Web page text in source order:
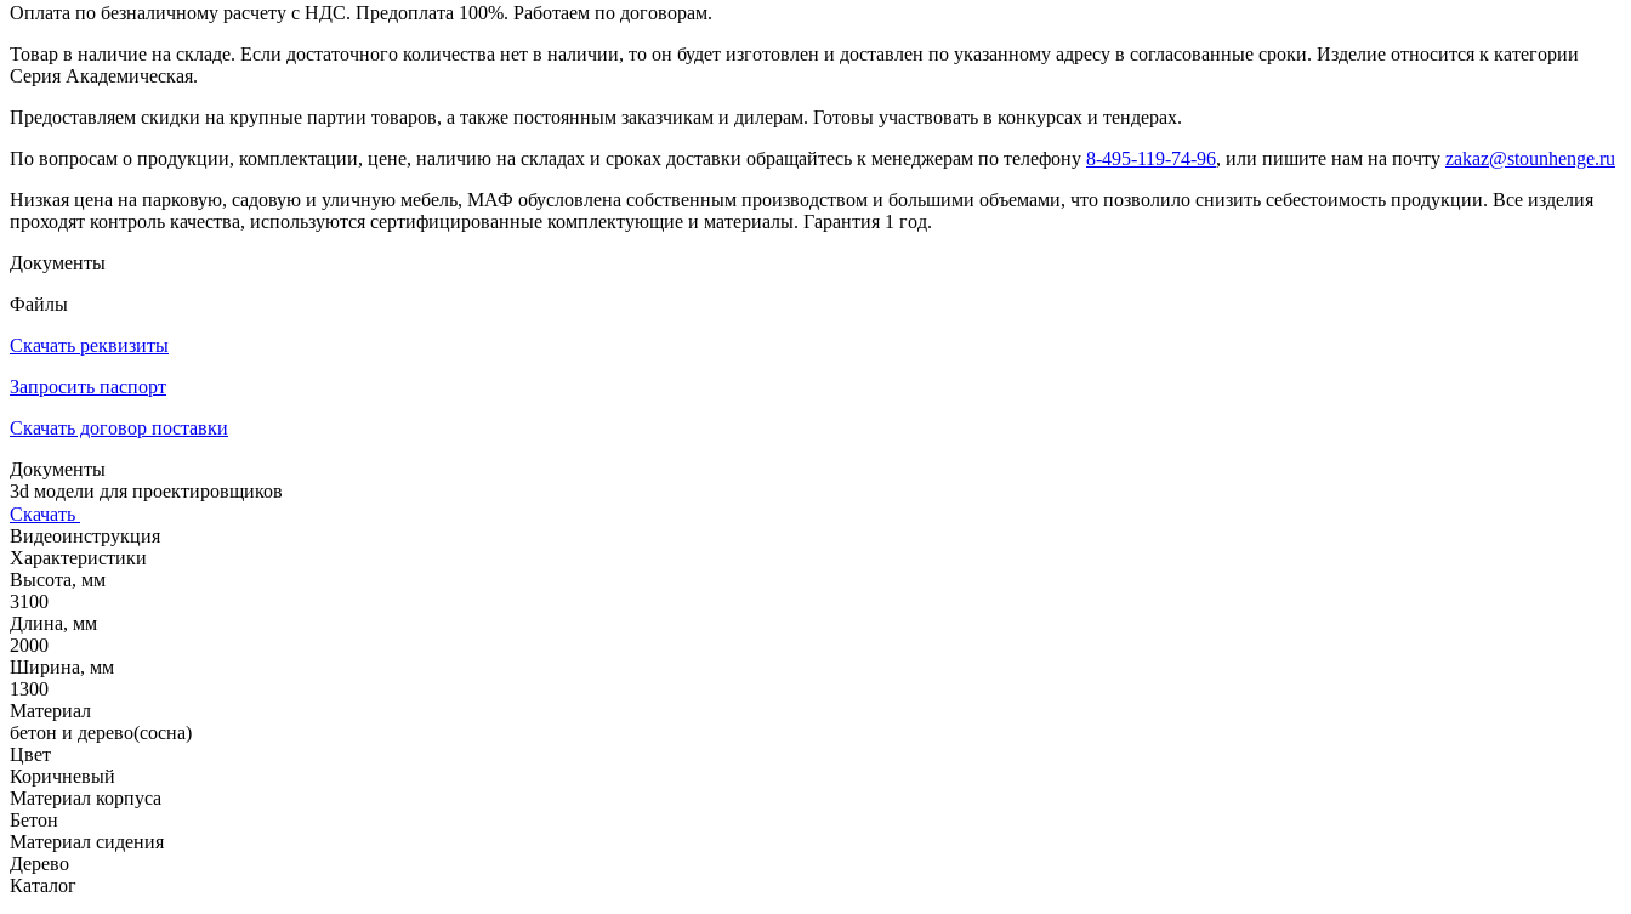
Оплата по безналичному расчету с НДС. Предоплата 100%. Работаем по договорам.
Товар в наличие на складе. Если достаточного количества нет в наличии, то он будет изготовлен и доставлен по указанному адресу в согласованные сроки. Изделие относится к категории
Серия Академическая.
Предоставляем скидки на крупные партии товаров, а также постоянным заказчикам и дилерам. Готовы участвовать в конкурсах и тендерах.
По вопросам о продукции, комплектации, цене, наличию на складах и сроках доставки обращайтесь к менеджерам по телефону 8-495-119-74-96, или пишите нам на почту zakaz@stounhenge.ru
Низкая цена на парковую, садовую и уличную мебель, МАФ обусловлена собственным производством и большими объемами, что позволило снизить себестоимость продукции. Все изделия
проходят контроль качества, используются сертифицированные комплектующие и материалы. Гарантия 1 год.
Документы
Файлы
Скачать реквизиты
Запросить паспорт
Скачать договор поставки
Документы
3d модели для проектировщиков
Скачать
Видеоинструкция
Характеристики
Высота, мм
3100
Длина, мм
2000
Ширина, мм
1300
Материал
бетон и дерево(сосна)
Цвет
Коричневый
Материал корпуса
Бетон
Материал сидения
Дерево
Каталог